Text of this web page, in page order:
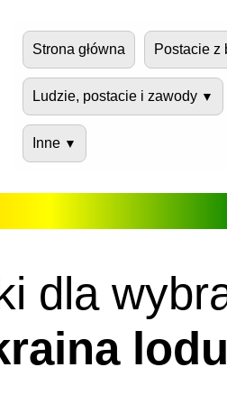
Strona główna Postacie z
Ludzie, postacie i zawody
Inne
dla
lodu